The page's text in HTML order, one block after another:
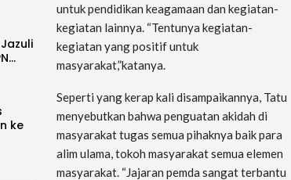
ke
untuk pendidikan keagamaan dan kegiatan-
kegiatan lainnya. “Tentunya kegiatan-
kegiatan yang positif untuk
masyarakat,”katanya.
Seperti yang kerap kali disampaikannya, Tatu
menyebutkan bahwa penguatan akidah di
masyarakat tugas semua pihaknya baik para
alim ulama, tokoh masyarakat semua elemen
masyarakat. “Jajaran pemda sangat terbantu